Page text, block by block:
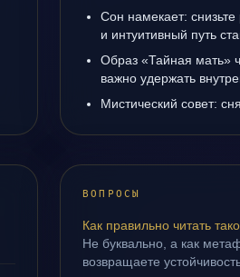
Сон намекает: снизьте
и интуитивный путь
Образ «Тайная мать»
важно удержать
Мистический совет:
ВОПРОСЫ
Как правильно читать
Не буквально, а как
возвращаете